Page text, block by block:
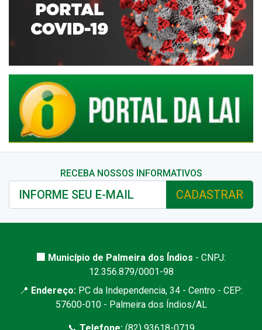
RECEBA NOSSOS INFORMATIVOS
CADASTRAR
🏢 Município de Palmeira dos Índios - CNPJ:
12.356.879/0001-98
📍 Endereço: PC da Independencia, 34 - Centro - CEP:
57600-010 - Palmeira dos Índios/AL